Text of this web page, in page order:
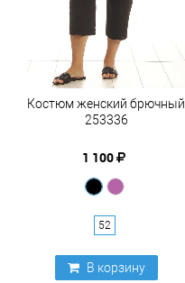
Костюм женский брючный
253336
1 100
52
В корзину